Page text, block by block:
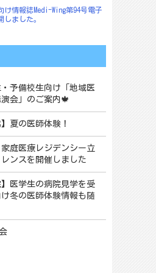
け情報誌Medi-Wing第94号電子
しました。
・予備校生向け「地域医
会」のご案内🍁
夏の医師体験！
家庭医療レジデンシー立
ンスを開催しました
】医学生の病院見学を受
冬の医師体験情報も随